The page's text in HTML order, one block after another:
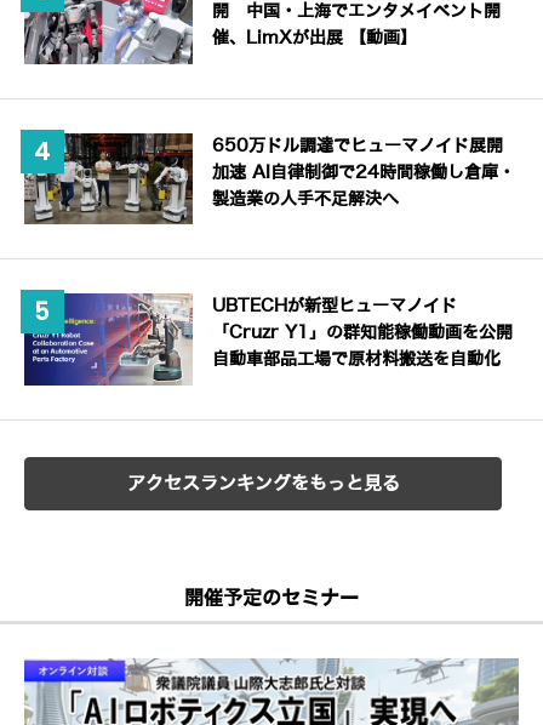
開 中国・上海でエンタメイベント開
催、LimXが出展 【動画】
650万ドル調達でヒューマノイド展開
加速 AI自律制御で24時間稼働し倉庫・
製造業の人手不足解決へ
UBTECHが新型ヒューマノイド
「Cruzr Y1」の群知能稼働動画を公開
自動車部品工場で原材料搬送を自動化
アクセスランキングをもっと見る
開催予定のセミナー